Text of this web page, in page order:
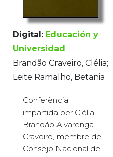
Digital: Educación y
Universidad
Brandão Craveiro, Clélia;
Leite Ramalho, Betania
Conferència
impartida per Clélia
Brandão Alvarenga
Craveiro, membre del
Consejo Nacional de